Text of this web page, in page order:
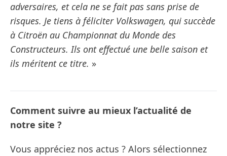
adversaires, et cela ne se fait pas sans prise de
risques. Je tiens à féliciter Volkswagen, qui succède
à Citroën au Championnat du Monde des
Constructeurs. Ils ont effectué une belle saison et
ils méritent ce titre. »
Comment suivre au mieux l’actualité de
notre site ?
Vous appréciez nos actus ? Alors sélectionnez